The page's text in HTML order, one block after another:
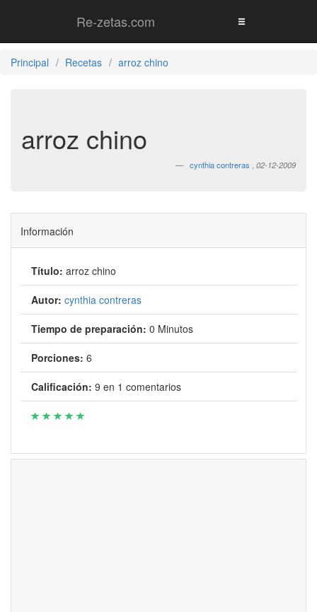
Re-zetas.com
Principal Recetas arroz chino
arroz chino
cynthia contreras 02-12-2009
Información
Título: arroz chino
Autor: cynthia contreras
Tiempo de preparación: 0 Minutos
Porciones: 6
Calificación: 9 en 1 comentarios